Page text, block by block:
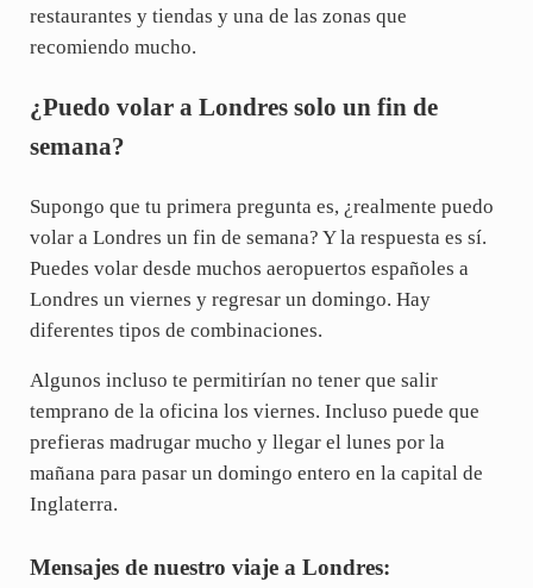
restaurantes y tiendas y una de las zonas que
recomiendo mucho.
¿Puedo volar a Londres solo un fin de
semana?
Supongo que tu primera pregunta es, ¿realmente puedo
volar a Londres un fin de semana? Y la respuesta es sí.
Puedes volar desde muchos aeropuertos españoles a
Londres un viernes y regresar un domingo. Hay
diferentes tipos de combinaciones.
Algunos incluso te permitirían no tener que salir
temprano de la oficina los viernes. Incluso puede que
prefieras madrugar mucho y llegar el lunes por la
mañana para pasar un domingo entero en la capital de
Inglaterra.
Mensajes de nuestro viaje a Londres: